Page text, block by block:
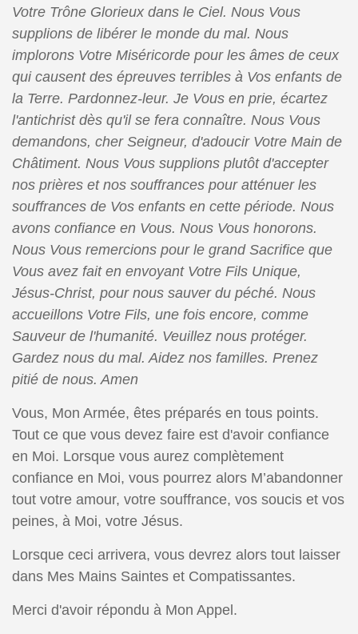
Votre Trône Glorieux dans le Ciel. Nous Vous
supplions de libérer le monde du mal. Nous
implorons Votre Miséricorde pour les âmes de ceux
qui causent des épreuves terribles à Vos enfants de
la Terre. Pardonnez-leur. Je Vous en prie, écartez
l'antichrist dès qu'il se fera connaître. Nous Vous
demandons, cher Seigneur, d'adoucir Votre Main de
Châtiment. Nous Vous supplions plutôt d'accepter
nos prières et nos souffrances pour atténuer les
souffrances de Vos enfants en cette période. Nous
avons confiance en Vous. Nous Vous honorons.
Nous Vous remercions pour le grand Sacrifice que
Vous avez fait en envoyant Votre Fils Unique,
Jésus-Christ, pour nous sauver du péché. Nous
accueillons Votre Fils, une fois encore, comme
Sauveur de l'humanité. Veuillez nous protéger.
Gardez nous du mal. Aidez nos familles. Prenez
pitié de nous. Amen
Vous, Mon Armée, êtes préparés en tous points.
Tout ce que vous devez faire est d'avoir confiance
en Moi. Lorsque vous aurez complètement
confiance en Moi, vous pourrez alors M’abandonner
tout votre amour, votre souffrance, vos soucis et vos
peines, à Moi, votre Jésus.
Lorsque ceci arrivera, vous devrez alors tout laisser
dans Mes Mains Saintes et Compatissantes.
Merci d'avoir répondu à Mon Appel.